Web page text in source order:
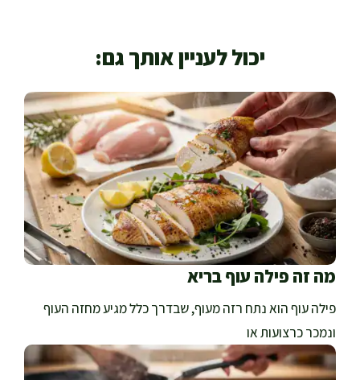
יכול לעניין אותך גם:
מה זה פילה עוף בריא
פילה עוף הוא נתח רזה מעוף, שבדרך כלל מגיע מחזה העוף
ונמכר כרצועות או